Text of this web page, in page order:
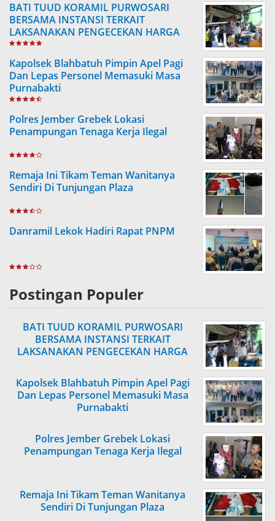
BATI TUUD KORAMIL PURWOSARI
BERSAMA INSTANSI TERKAIT
LAKSANAKAN PENGECEKAN HARGA
SEMBAKO
Kapolsek Blahbatuh Pimpin Apel Pagi
Dan Lepas Personel Memasuki Masa
Purnabakti
Polres Jember Grebek Lokasi
Penampungan Tenaga Kerja Ilegal
Remaja Ini Tikam Teman Wanitanya
Sendiri Di Tunjungan Plaza
Danramil Lekok Hadiri Rapat PNPM
Postingan Populer
BATI TUUD KORAMIL PURWOSARI
BERSAMA INSTANSI TERKAIT
LAKSANAKAN PENGECEKAN HARGA
Kapolsek Blahbatuh Pimpin Apel Pagi
Dan Lepas Personel Memasuki Masa
Purnabakti
Polres Jember Grebek Lokasi
Penampungan Tenaga Kerja Ilegal
Remaja Ini Tikam Teman Wanitanya
Sendiri Di Tunjungan Plaza